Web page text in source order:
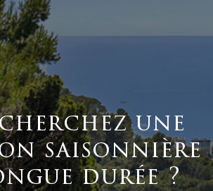
une
saisonnière
durée ?